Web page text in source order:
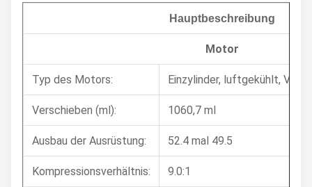
Hauptbeschreibung
Motor
Typ des Motors: Einzylinder, luftgekühlt,
Verschieben (ml): 1060,7 ml
Ausbau der Ausrüstung: 52.4 mal 49.5
Kompressionsverhältnis: 9.0:1